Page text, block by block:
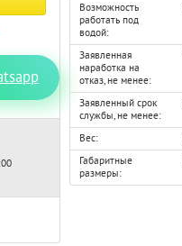
Возможность
работать под
водой:
Заявленная
наработка на
отказ, не менее:
Заявленный срок
службы, не менее:
Вес:
Габаритные
размеры: